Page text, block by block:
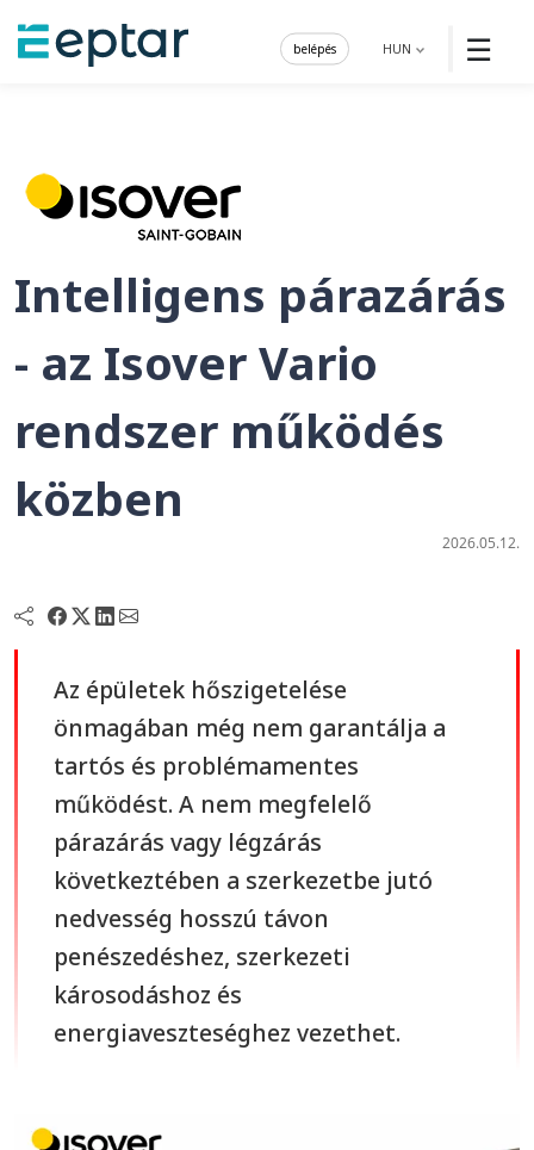
☰
HUN
belépés
Intelligens párazárás
- az Isover Vario
rendszer működés
közben
2026.05.12.
Az épületek hőszigetelése
önmagában még nem garantálja a
tartós és problémamentes
működést. A nem megfelelő
párazárás vagy légzárás
következtében a szerkezetbe jutó
nedvesség hosszú távon
penészedéshez, szerkezeti
károsodáshoz és
energiaveszteséghez vezethet.